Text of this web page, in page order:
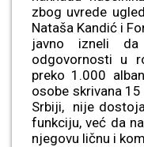
zbog uvrede
Nataša Kandić i
javno izneli
odgovornosti u
preko 1.000
osobe skrivana
Srbiji, nije
funkciju, već da
njegovu ličnu i